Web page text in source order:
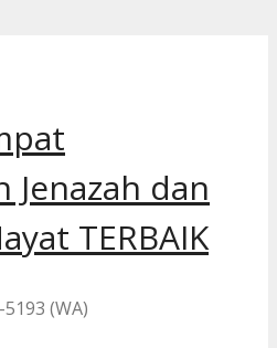
Jenazah dan
TERBAIK
(WA)